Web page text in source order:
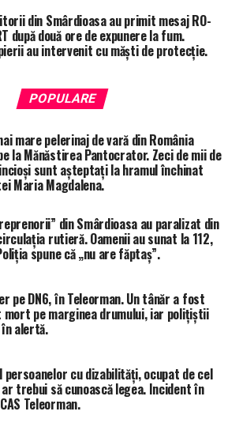
din Smârdioasa au primit mesaj RO-
după două ore de expunere la fum.
au intervenit cu măști de protecție.
POPULARE
mare pelerinaj de vară din România
la Mănăstirea Pantocrator. Zeci de mii de
sunt așteptați la hramul închinat
Maria Magdalena.
din Smârdioasa au paralizat din
rutieră. Oamenii au sunat la 112,
spune că „nu are făptaș”.
pe DN6, în Teleorman. Un tânăr a fost
mort pe marginea drumului, iar polițiștii
alertă.
persoanelor cu dizabilități, ocupat de cel
trebui să cunoască legea. Incident în
Teleorman.